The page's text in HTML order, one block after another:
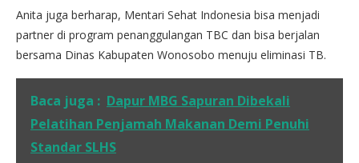
Anita juga berharap, Mentari Sehat Indonesia bisa menjadi
partner di program penanggulangan TBC dan bisa berjalan
bersama Dinas Kabupaten Wonosobo menuju eliminasi TB.
Baca juga : Dapur MBG Sapuran Dibekali
Pelatihan Penjamah Makanan Demi Penuhi
Standar SLHS